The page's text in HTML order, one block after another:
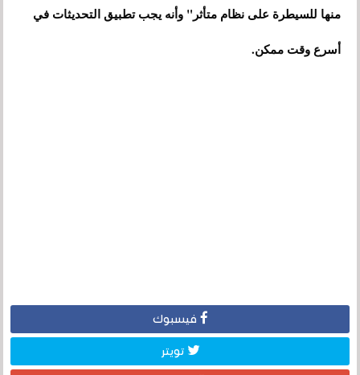
منها للسيطرة على نظام متأثر" وأنه يجب تطبيق التحديثات في
أسرع وقت ممكن.
فيسبوك
تويتر